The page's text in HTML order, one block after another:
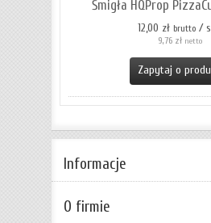
Śmigła HQProp
12,00 zł brutto /
9,76 zł netto
Zapytaj o
Informacje
O firmie